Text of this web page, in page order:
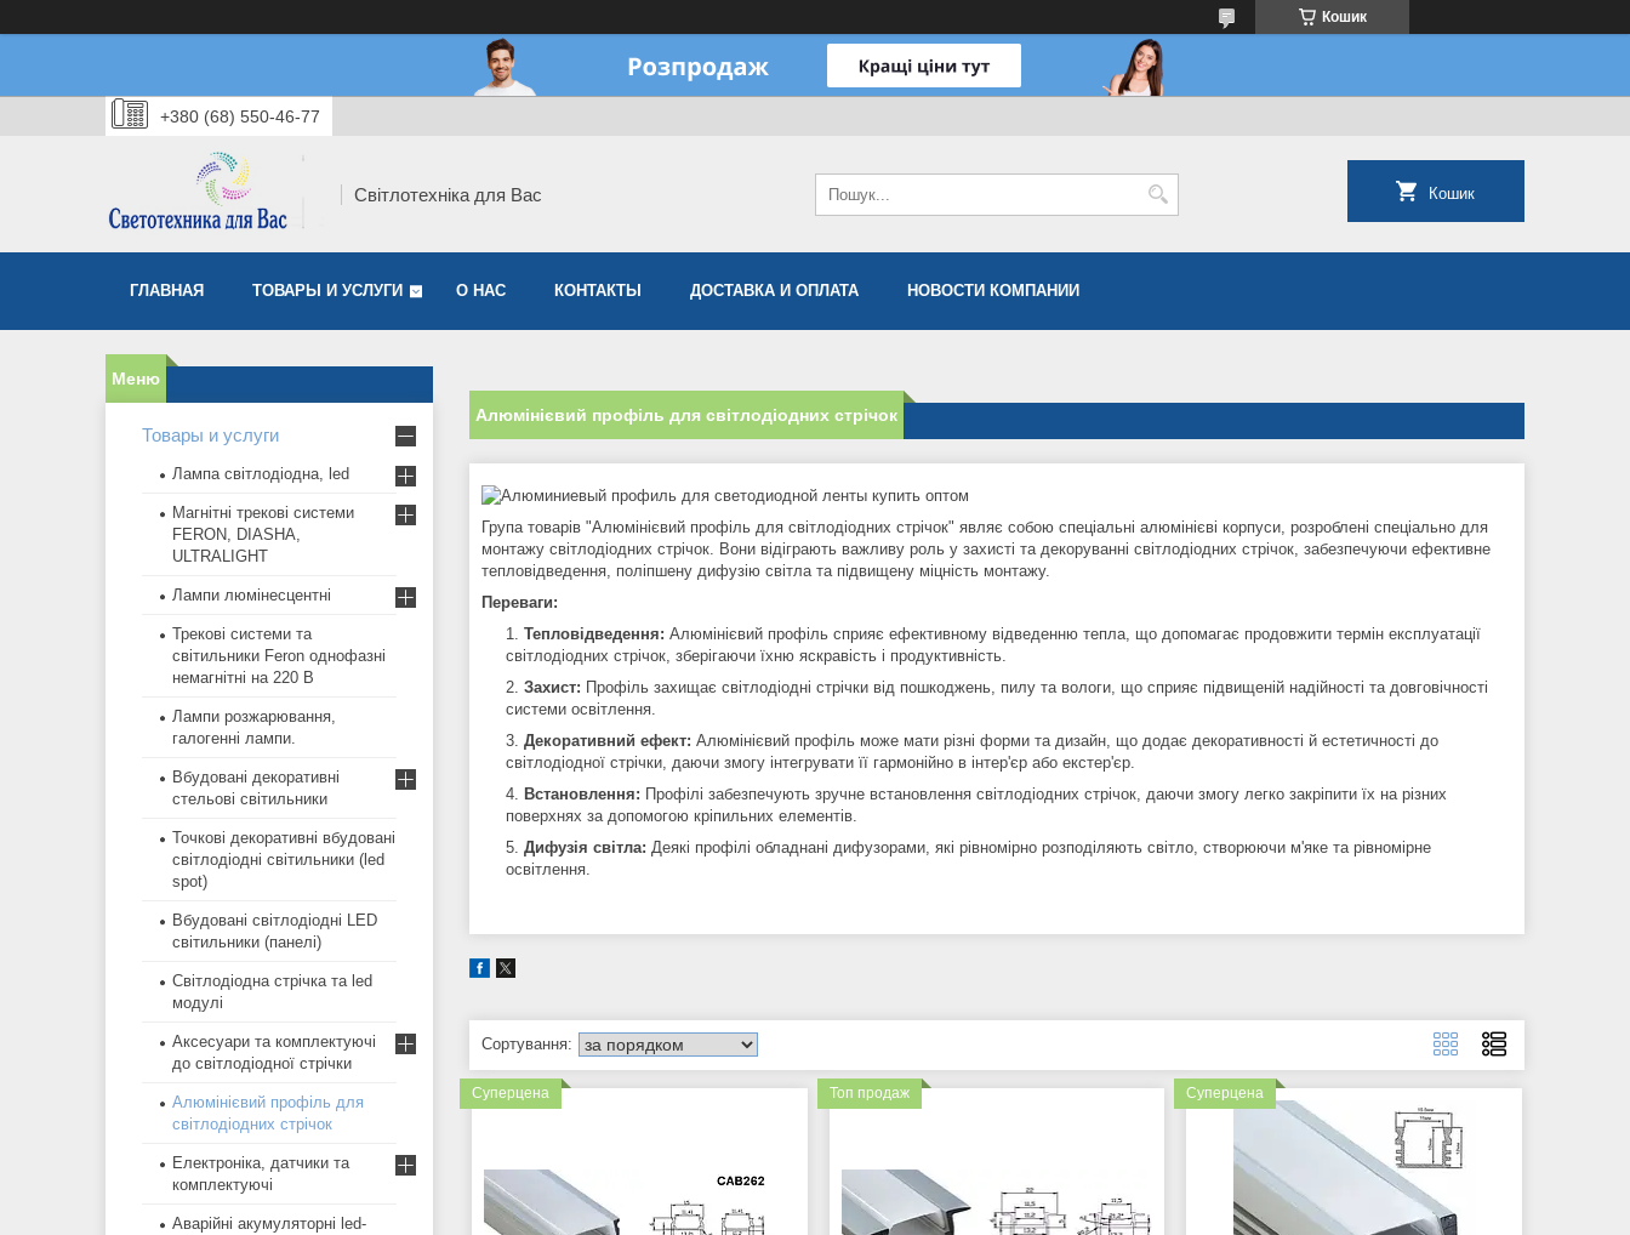
Кошик
+380 (68) 550-46-77
Світлотехніка для Вас Кошик
ГЛАВНАЯ ТОВАРЫ И УСЛУГИ О НАС КОНТАКТЫ ДОСТАВКА И ОПЛАТА НОВОСТИ КОМПАНИИ
Алюмінієвий профіль для світлодіодних стрічок
Група товарів "Алюмінієвий профіль для світлодіодних стрічок" являє собою спеціальні алюмінієві корпуси, розроблені спеціально для
монтажу світлодіодних стрічок. Вони відіграють важливу роль у захисті та декоруванні світлодіодних стрічок, забезпечуючи ефективне
тепловідведення, поліпшену дифузію світла та підвищену міцність монтажу.
Переваги:
Тепловідведення: Алюмінієвий профіль сприяє ефективному відведенню тепла, що допомагає продовжити термін експлуатації
світлодіодних стрічок, зберігаючи їхню яскравість і продуктивність.
Захист: Профіль захищає світлодіодні стрічки від пошкоджень, пилу та вологи, що сприяє підвищеній надійності та довговічності
системи освітлення.
Декоративний ефект: Алюмінієвий профіль може мати різні форми та дизайн, що додає декоративності й естетичності до
світлодіодної стрічки, даючи змогу інтегрувати її гармонійно в інтер'єр або екстер'єр.
Встановлення: Профілі забезпечують зручне встановлення світлодіодних стрічок, даючи змогу легко закріпити їх на різних
поверхнях за допомогою кріпильних елементів.
Дифузія світла: Деякі профілі обладнані дифузорами, які рівномірно розподіляють світло, створюючи м'яке та рівномірне
освітлення.
Суперцена Топ продаж Суперцена
Товары и услуги
Лампа світлодіодна, led
Магнітні трекові системи
FERON, DIASHA,
ULTRALIGHT
Лампи люмінесцентні
Трекові системи та
світильники Feron однофазні
немагнітні на 220 В
Лампи розжарювання,
галогенні лампи.
Вбудовані декоративні
стельові світильники
Точкові декоративні вбудовані
світлодіодні світильники (led
spot)
Вбудовані світлодіодні LED
світильники (панелі)
Світлодіодна стрічка та led
модулі
Аксесуари та комплектуючі
до світлодіодної стрічки
Алюмінієвий профіль для
світлодіодних стрічок
Електроніка, датчики та
комплектуючі
Аварійні акумуляторні led-